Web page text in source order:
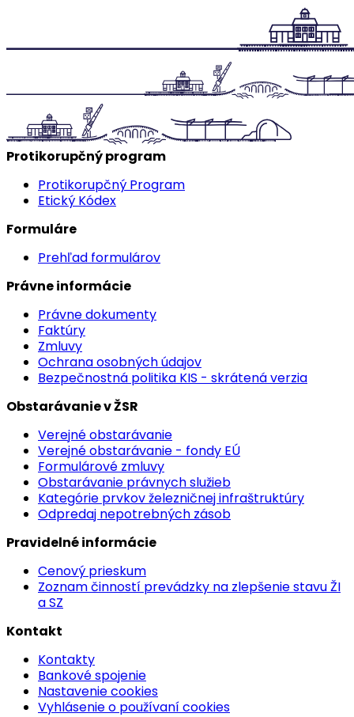
Protikorupčný program
Protikorupčný Program
Etický Kódex
Formuláre
Prehľad formulárov
Právne informácie
Právne dokumenty
Faktúry
Zmluvy
Ochrana osobných údajov
Bezpečnostná politika KIS - skrátená verzia
Obstarávanie v ŽSR
Verejné obstarávanie
Verejné obstarávanie - fondy EÚ
Formulárové zmluvy
Obstarávanie právnych služieb
Kategórie prvkov železničnej infraštruktúry
Odpredaj nepotrebných zásob
Pravidelné informácie
Cenový prieskum
Zoznam činností prevádzky na zlepšenie stavu ŽI
a SZ
Kontakt
Kontakty
Bankové spojenie
Nastavenie cookies
Vyhlásenie o používaní cookies